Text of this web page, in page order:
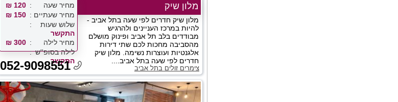
מלון שיק
מלון שיק חדרים לפי שעה בתל אביב -
להיות במרכז העניינים ולהרגיש
מבודדים בלב תל אביב ופינוק מושלם
מהסביבה מחכות לכם שתי דירות
אלגנטיות ועוצרות נשימה. מלון שיק
חדרים לפי שעה בתל אביב....
צימרים זולים בתל אביב
מחיר שעה
120 ₪
מחיר שעתיים
150 ₪
שלוש שעות
התקשר
מחיר לילה
300 ₪
לילה בסופ''ש
התקשר
052-9098551